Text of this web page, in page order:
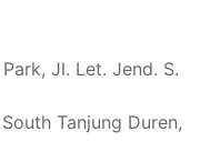
Jl. Let. Jend. S.
Tanjung Duren,